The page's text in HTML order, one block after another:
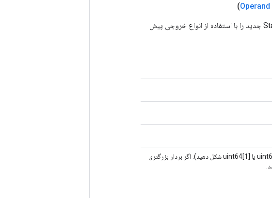
Operand
روش کارخانه برای ایجاد کلاسی که یک عملیات StatelessRandomNormalV2 جدید را با استفاده از انواع خروجی پیش
شمارنده اولیه برای الگوریتم RNG مبتنی بر شمارنده (بسته به الگوریتم uint64[2] یا uint64[1] شکل دهید). اگر بردار بزرگتری